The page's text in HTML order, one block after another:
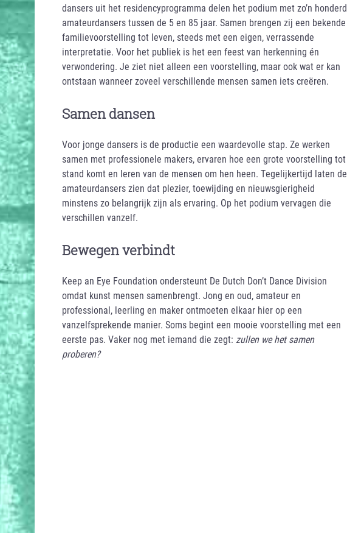
dansers uit het residencyprogramma delen het podium met zo’n honderd
amateurdansers tussen de 5 en 85 jaar. Samen brengen zij een bekende
familievoorstelling tot leven, steeds met een eigen, verrassende
interpretatie. Voor het publiek is het een feest van herkenning én
verwondering. Je ziet niet alleen een voorstelling, maar ook wat er kan
ontstaan wanneer zoveel verschillende mensen samen iets creëren.
Samen dansen
Voor jonge dansers is de productie een waardevolle stap. Ze werken
samen met professionele makers, ervaren hoe een grote voorstelling tot
stand komt en leren van de mensen om hen heen. Tegelijkertijd laten de
amateurdansers zien dat plezier, toewijding en nieuwsgierigheid
minstens zo belangrijk zijn als ervaring. Op het podium vervagen die
verschillen vanzelf.
Bewegen verbindt
Keep an Eye Foundation ondersteunt De Dutch Don’t Dance Division
omdat kunst mensen samenbrengt. Jong en oud, amateur en
professional, leerling en maker ontmoeten elkaar hier op een
vanzelfsprekende manier. Soms begint een mooie voorstelling met een
eerste pas. Vaker nog met iemand die zegt: zullen we het samen
proberen?